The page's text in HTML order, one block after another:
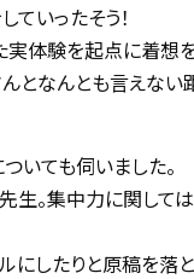
ていったそう！
体験を起点に着想
となんとも言えな
いても伺いました。
。集中力に関して
したりと原稿を落